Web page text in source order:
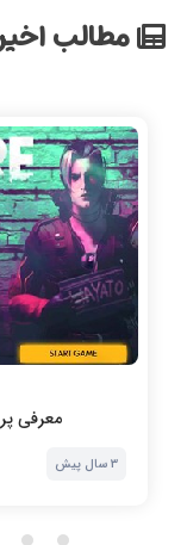
مطالب اخیر
نحوه دو
3 سال پیش